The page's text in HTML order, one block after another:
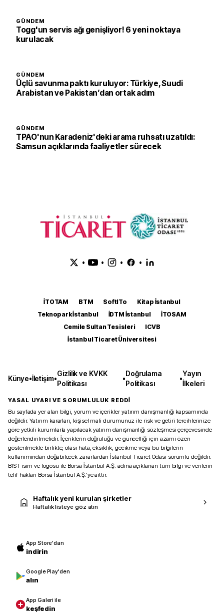
GÜNDEM
Togg'un servis ağı genişliyor! 6 yeni noktaya
kurulacak
GÜNDEM
Üçlü savunma paktı kuruluyor: Türkiye, Suudi
Arabistan ve Pakistan’dan ortak adım
GÜNDEM
TPAO'nun Karadeniz'deki arama ruhsatı uzatıldı:
Samsun açıklarında faaliyetler sürecek
• • • •
İTOTAM BTM SoftITo
Kitap İstanbul
Teknopark İstanbul
İDTM İstanbul
İTOSAM
Cemile Sultan Tesisleri
ICVB
İstanbul Ticaret Üniversitesi
Künye•İletişim•
Gizlilik ve KVKK
Politikası
•
Doğrulama
Politikası
•
Yayın
İlkeleri
YASAL UYARI VE SORUMLULUK REDDİ
Bu sayfada yer alan bilgi, yorum ve içerikler yatırım danışmanlığı kapsamında
değildir. Yatırım kararları, kişisel mali durumunuz ile risk ve getiri tercihlerinize
göre yetkili kurumlarla yapılacak yatırım danışmanlığı sözleşmesi çerçevesinde
değerlendirilmelidir. İçeriklerin doğruluğu ve güncelliği için azami özen
gösterilmekle birlikte, olası hata, eksiklik, gecikme veya bu bilgilerin
kullanımından doğabilecek zararlardan İstanbul Ticaret Odası sorumlu değildir.
BIST isim ve logosu ile Borsa İstanbul A.Ş. adına açıklanan tüm bilgi ve verilerin
telif hakları Borsa İstanbul A.Ş.’ye aittir.
Haftalık yeni kurulan şirketler
Haftalık listeye göz atın
App Store'dan
indirin
Google Play'den
alın
App Galeri ile
keşfedin